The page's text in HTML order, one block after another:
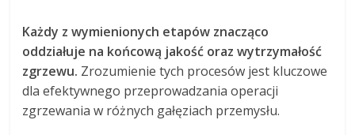
Każdy z wymienionych etapów znacząco
oddziałuje na końcową jakość oraz wytrzymałość
zgrzewu. Zrozumienie tych procesów jest kluczowe
dla efektywnego przeprowadzania operacji
zgrzewania w różnych gałęziach przemysłu.